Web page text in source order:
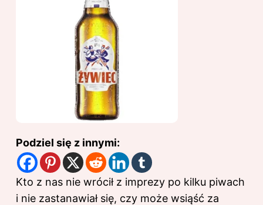
Podziel się z innymi:
Kto z nas nie wrócił z imprezy po kilku piwach
i nie zastanawiał się, czy może wsiąść za